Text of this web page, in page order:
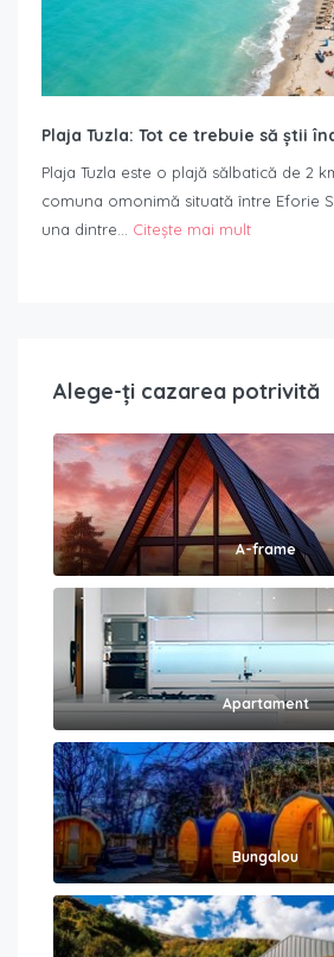
Plaja Tuzla: Tot ce trebuie să știi
Plaja Tuzla este o plajă sălbatică de 2
comuna omonimă situată între Eforie
una dintre… Citește mai mult
Alege-ți cazarea potrivită
A-frame
Apartament
Bungalou